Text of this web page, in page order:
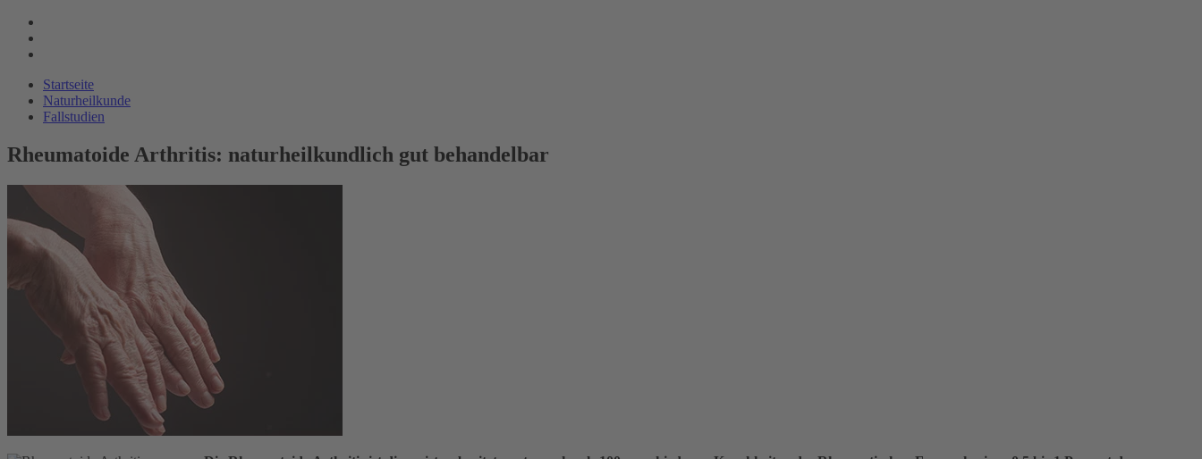
Startseite
Naturheilkunde
Fallstudien
Rheumatoide Arthritis: naturheilkundlich gut behandelbar